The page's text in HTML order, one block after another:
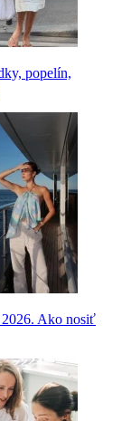
popelín,
Ako nosiť